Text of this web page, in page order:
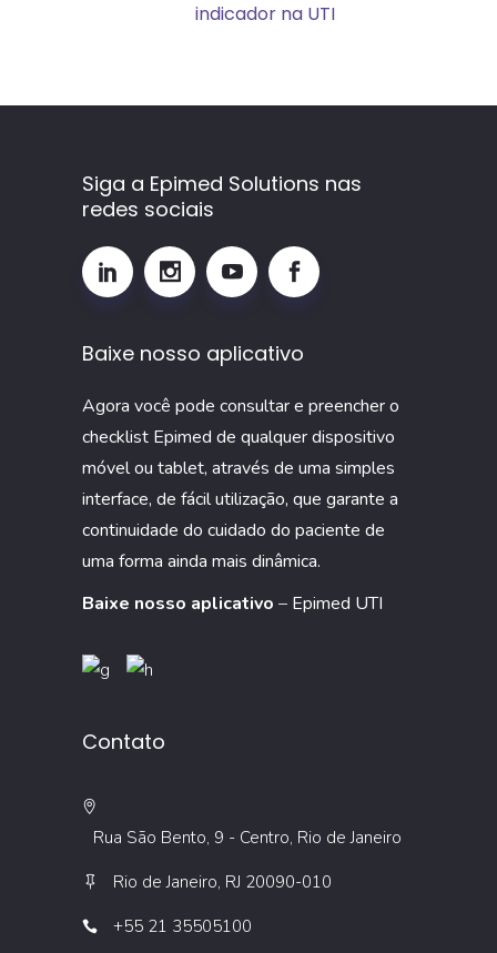
é,
e
que
monitorar
indicador
UTI
indicador na UTI
Siga a Epimed Solutions nas
redes sociais
Baixe nosso aplicativo
Agora você pode consultar e preencher o
checklist Epimed de qualquer dispositivo
móvel ou tablet, através de uma simples
interface, de fácil utilização, que garante a
continuidade do cuidado do paciente de
uma forma ainda mais dinâmica.
Baixe nosso aplicativo – Epimed UTI
Contato
Rua São Bento, 9 - Centro, Rio de Janeiro
Rio de Janeiro, RJ 20090-010
+55 21 35505100